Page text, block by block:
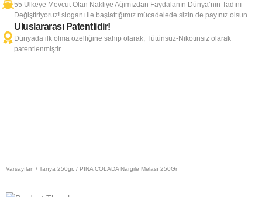
55 Ülkeye Mevcut Olan Nakliye Ağımızdan Faydalanın Dünya’nın Tadını
Değiştiriyoruz! sloganı ile başlattığımız mücadelede sizin de payınız olsun.
Uluslararası Patentlidir!
Dünyada ilk olma özelliğine sahip olarak, Tütünsüz-Nikotinsiz olarak
patentlenmiştir.
Varsayılan / Tanya 250gr. / PİNA COLADA Nargile Melası 250Gr